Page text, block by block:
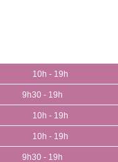
10h - 19h
9h30 - 19h
10h - 19h
10h - 19h
9h30 - 19h